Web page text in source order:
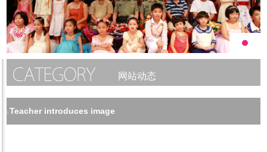
网站动态
Teacher introduces image